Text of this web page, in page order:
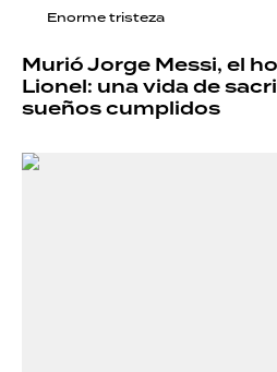
Enorme tristeza
Murió Jorge Messi, el
Lionel: una vida de
sueños cumplidos